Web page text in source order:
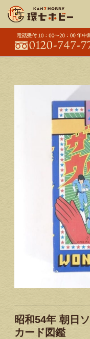
昭和54年 朝日
カード図鑑